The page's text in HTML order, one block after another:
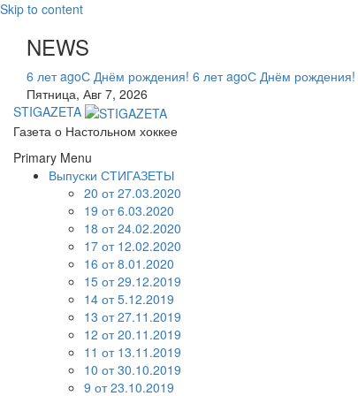
Skip to content
NEWS
6 лет agoС Днём рождения! 6 лет agoС Днём рождения!
Пятница, Авг 7, 2026
STIGAZETA
Газета о Настольном хоккее
Primary Menu
Выпуски СТИГАЗЕТЫ
20 от 27.03.2020
19 от 6.03.2020
18 от 24.02.2020
17 от 12.02.2020
16 от 8.01.2020
15 от 29.12.2019
14 от 5.12.2019
13 от 27.11.2019
12 от 20.11.2019
11 от 13.11.2019
10 от 30.10.2019
9 от 23.10.2019